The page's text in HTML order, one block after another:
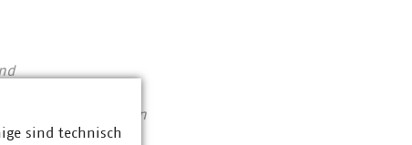
Abfallwirtschaft
von 141 Milliarden
haben die VKU-
sind technisch